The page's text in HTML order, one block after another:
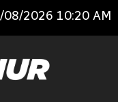
08/2026 10:20 AM